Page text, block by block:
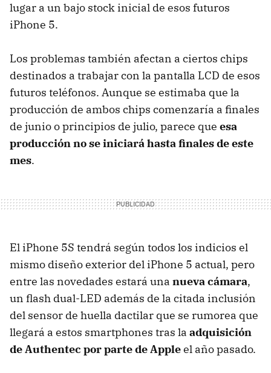
lugar a un bajo stock inicial de esos futuros
iPhone 5.
Los problemas también afectan a ciertos chips
destinados a trabajar con la pantalla LCD de esos
futuros teléfonos. Aunque se estimaba que la
producción de ambos chips comenzaría a finales
de junio o principios de julio, parece que esa
producción no se iniciará hasta finales de este
mes.
El iPhone 5S tendrá según todos los indicios el
mismo diseño exterior del iPhone 5 actual, pero
entre las novedades estará una nueva cámara,
un flash dual-LED además de la citada inclusión
del sensor de huella dactilar que se rumorea que
llegará a estos smartphones tras la adquisición
de Authentec por parte de Appleel año pasado.